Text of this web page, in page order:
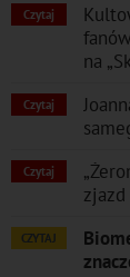
Czytaj
na
Czytaj
Czytaj
CZYTAJ